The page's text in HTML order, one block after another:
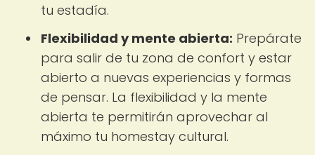
tu estadía.
Flexibilidad y mente abierta: Prepárate
para salir de tu zona de confort y estar
abierto a nuevas experiencias y formas
de pensar. La flexibilidad y la mente
abierta te permitirán aprovechar al
máximo tu homestay cultural.